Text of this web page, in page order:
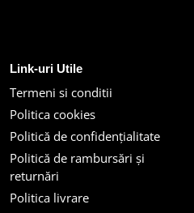
Link-uri Utile
Termeni si conditii
Politica cookies
Politică de confidențialitate
Politică de rambursări și
returnări
Politica livrare